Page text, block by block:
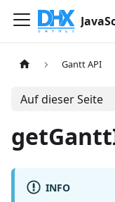
Gantt API
Auf dieser Seite
INFO